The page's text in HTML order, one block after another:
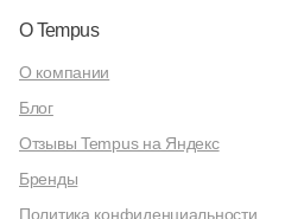
О Tempus
О компании
Блог
Отзывы Tempus на Яндекс
Бренды
Политика конфиденциальности